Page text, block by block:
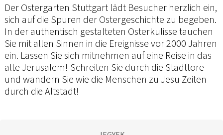
Der Ostergarten Stuttgart lädt Besucher herzlich ein,
sich auf die Spuren der Ostergeschichte zu begeben.
In der authentisch gestalteten Osterkulisse tauchen
Sie mit allen Sinnen in die Ereignisse vor 2000 Jahren
ein. Lassen Sie sich mitnehmen auf eine Reise in das
alte Jerusalem! Schreiten Sie durch die Stadttore
und wandern Sie wie die Menschen zu Jesu Zeiten
durch die Altstadt!